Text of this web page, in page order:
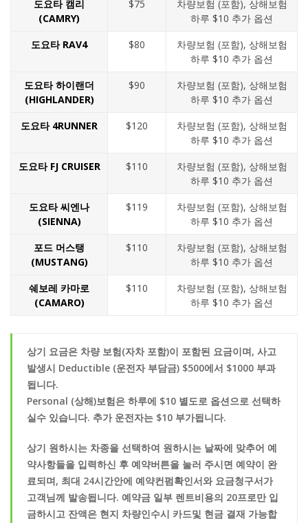
도요타 캠리
(CAMRY)
$75
차량보험 (포함), 상해보험
하루 $10 추가 옵션
도요타 RAV4
$80
차량보험 (포함), 상해보험
하루 $10 추가 옵션
도요타 하이랜더
(HIGHLANDER)
$90
차량보험 (포함), 상해보험
하루 $10 추가 옵션
도요타 4RUNNER
$120
차량보험 (포함), 상해보험
하루 $10 추가 옵션
도요타 FJ CRUISER
$110
차량보험 (포함), 상해보험
하루 $10 추가 옵션
도요타 씨엔나
(SIENNA)
$119
차량보험 (포함), 상해보험
하루 $10 추가 옵션
포드 머스탱
(MUSTANG)
$110
차량보험 (포함), 상해보험
하루 $10 추가 옵션
쉐보레 카마로
(CAMARO)
$110
차량보험 (포함), 상해보험
하루 $10 추가 옵션
상기 요금은 차량 보험(자차 포함)이 포함된 요금이며, 사고
발생시 Deductible (운전자 부담금) $500에서 $1000 부과
됩니다.
Personal (상해)보험은 하루에 $10 별도로 옵션으로 선택하
실수 있습니다. 추가 운전자는 $10 부가됩니다.
상기 원하시는 차종을 선택하여 원하시는 날짜에 맞추어 예
약사항들을 입력하신 후 예약버튼을 눌러 주시면 예약이 완
료되며, 최대 24시간안에 예약컨펌확인서와 요금청구서가
고객님께 발송됩니다. 예약금 일부 렌트비용의 20프로만 입
금하시고 잔액은 현지 차량인수시 카드및 현금 결재 가능합